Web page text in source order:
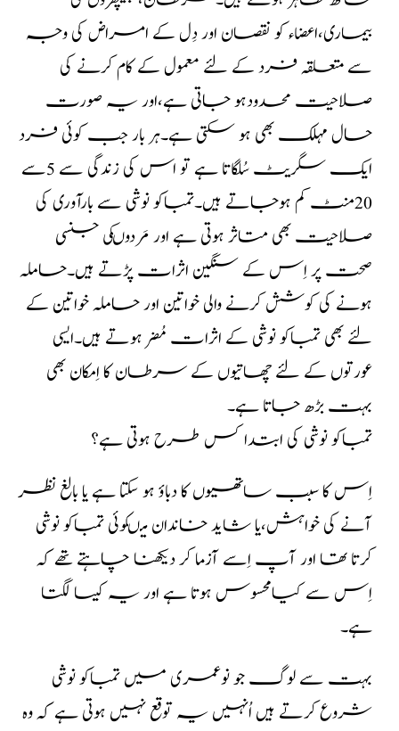
بیماری،اعضاء کو نقصان اور دِل کے امراض کی وجہ
سے متعلقہ فرد کے لئے معمول کے کام کرنے کی
صلاحیت محدودہو جاتی ہے،اور یہ صورت
حال مہلک بھی ہو سکتی ہے۔ہر بار جب کوئی فرد
ایک سگریٹ سُلگاتا ہے تو اس کی زندگی سے 5سے
20منٹ کم ہوجاتے ہیں۔تمباکو نوشی سے بارآوری کی
صلاحیت بھی متاثر ہوتی ہے اور مَردوںکی جنسی
صحت پر اِس کے سنگین اثرات پڑتے ہیں۔حاملہ
ہونے کی کوشش کرنے والی خواتین اور حاملہ خواتین کے
لئے بھی تمباکو نوشی کے اثرات مُضر ہوتے ہیں۔ایسی
عورتوں کے لئے چھاتیوں کے سرطان کا اِمکان بھی
بہت بڑھ جاتا ہے۔
تمباکو نوشی کی ابتدا کس طرح ہوتی ہے؟
اِس کا سبب ساتھیوں کا دباؤ ہو سکتا ہے یا بالغ نظر
آنے کی خواہش،یا شاید خاندان میںکوئی تمباکو نوشی
کرتا تھا اور آپ اِسے آزما کر دیکھنا چاہتے تھے کہ
اِس سے کیامحسوس ہوتا ہے اور یہ کیسا لگتا
ہے۔
بہت سے لوگ جو نوعمری میں تمباکو نوشی
شروع کرتے ہیں اُنہیں یہ توقع نہیں ہوتی ہے کہ وہ